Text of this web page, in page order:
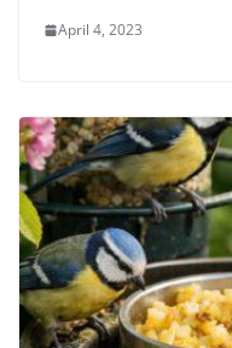
April 4, 2023